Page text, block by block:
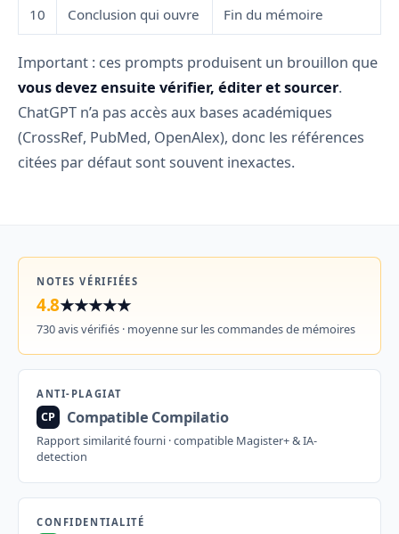
10 Conclusion qui ouvre Fin du mémoire
Important : ces prompts produisent un brouillon que
vous devez ensuite vérifier, éditer et sourcer.
ChatGPT n’a pas accès aux bases académiques
(CrossRef, PubMed, OpenAlex), donc les références
citées par défaut sont souvent inexactes.
NOTES VÉRIFIÉES
4.8★★★★★
730 avis vérifiés · moyenne sur les commandes de mémoires
ANTI-PLAGIAT
CP Compatible Compilatio
Rapport similarité fourni · compatible Magister+ & IA-
detection
CONFIDENTIALITÉ